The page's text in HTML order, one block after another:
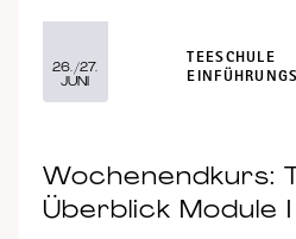
26./27.
JUNI
TEESCHULE
Wochenendkurs:
Überblick Module I